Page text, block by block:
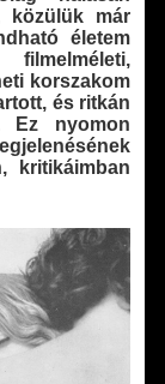
közülük már
életem
korszakom
és ritkán
Ez nyomon
kritikáimban